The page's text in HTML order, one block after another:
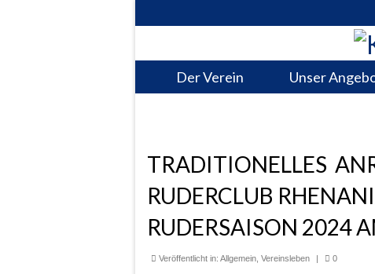
Der Verein Unser
TRADITIONELLES
RUDERCLUB
RUDERSAISON 2024
Veröffentlicht in: Allgemein Vereinsleben | 0